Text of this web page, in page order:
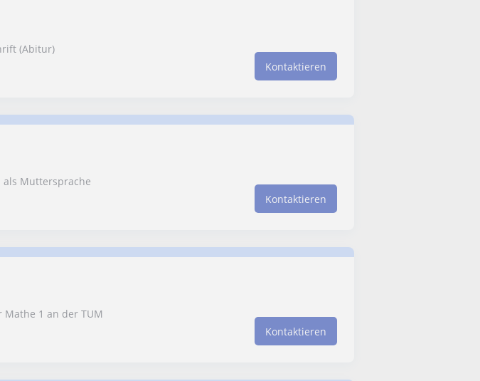
(Abitur)
Kontaktieren
Muttersprache
Kontaktieren
1 an der TUM
Kontaktieren